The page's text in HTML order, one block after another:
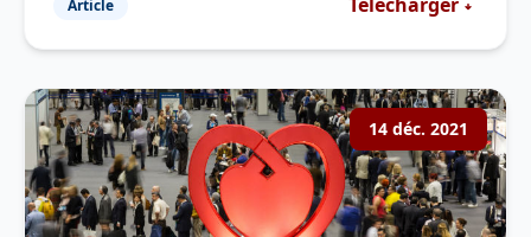
Article
14 déc. 2021